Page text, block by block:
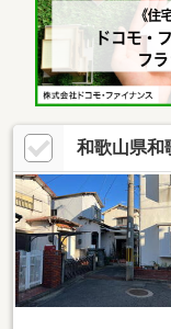
わせください！【住
方、各借入限度額を
住み替えをお考えの
い！
和歌山県和